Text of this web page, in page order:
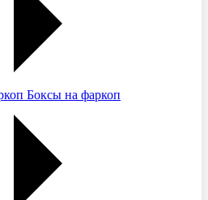
Боксы на фаркоп